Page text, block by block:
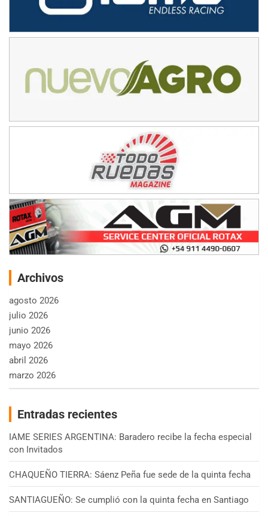
Archivos
agosto 2026
julio 2026
junio 2026
mayo 2026
abril 2026
marzo 2026
Entradas recientes
IAME SERIES ARGENTINA: Baradero recibe la fecha especial
con Invitados
CHAQUEÑO TIERRA: Sáenz Peña fue sede de la quinta fecha
SANTIAGUEÑO: Se cumplió con la quinta fecha en Santiago